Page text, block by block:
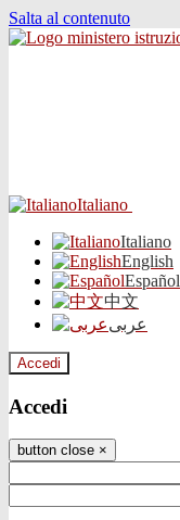
Salta al contenuto
Italiano
Italiano
English
Español
中文
عربى
Accedi
Accedi
button close ×